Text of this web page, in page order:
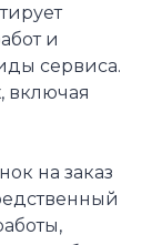
и
сервиса.
включая
на заказ